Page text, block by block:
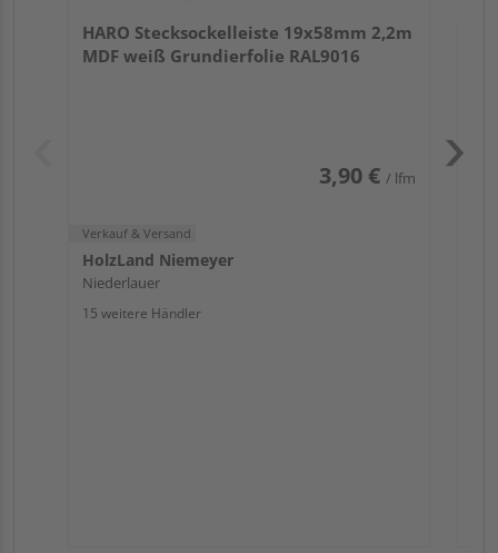
HARO Stecksockelleiste 19x58mm 2,2m
MDF weiß Grundierfolie RAL9016
3,90 € / lfm
Verkauf & Versand
HolzLand Niemeyer
Niederlauer
15 weitere Händler